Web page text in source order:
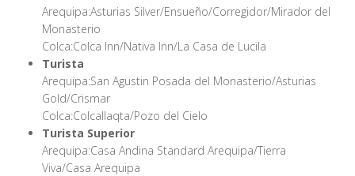
Arequipa:Asturias Silver/Ensueño/Corregidor/Mirador del
Monasterio
Colca:Colca Inn/Nativa Inn/La Casa de Lucila
Turista
Arequipa:San Agustin Posada del Monasterio/Asturias
Gold/Crismar
Colca:Colcallaqta/Pozo del Cielo
Turista Superior
Arequipa:Casa Andina Standard Arequipa/Tierra
Viva/Casa Arequipa